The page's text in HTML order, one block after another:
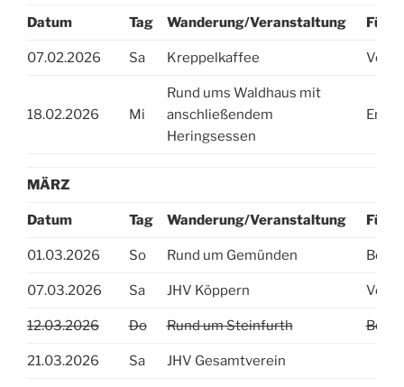
Datum Tag Wanderung/Veranstaltung
07.02.2026 Sa Kreppelkaffee
18.02.2026 Mi
Rund ums Waldhaus mit
anschließendem
Heringsessen
Erika
MÄRZ
Datum Tag Wanderung/Veranstaltung
01.03.2026 So Rund um Gemünden
07.03.2026 Sa JHV Köppern
12.03.2026 Do Rund um Steinfurth
21.03.2026 Sa JHV Gesamtverein